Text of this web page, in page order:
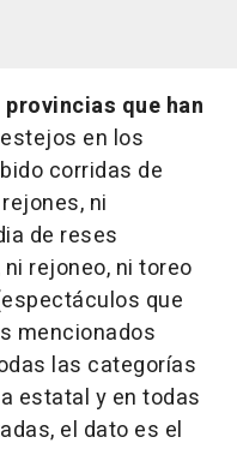
que han
en los
corridas de
ni
de reses
rejoneo, ni toreo
que
mencionados
las categorías
estatal y en todas
el dato es el